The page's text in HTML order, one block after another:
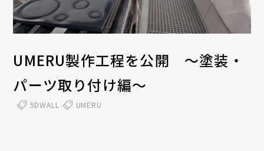
UMERU製作工程を公開 ～塗装・
パーツ取り付け編～
5DWALL UMERU